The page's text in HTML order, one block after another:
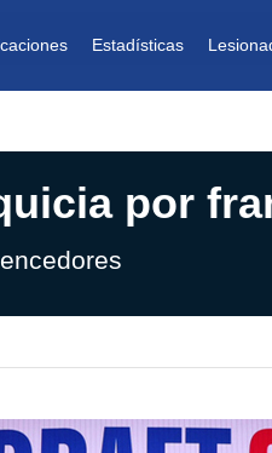
Estadísticas
por